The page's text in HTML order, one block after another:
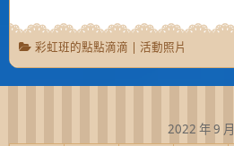
彩虹班的點點滴滴 | 活動照片
2022 年 9 月